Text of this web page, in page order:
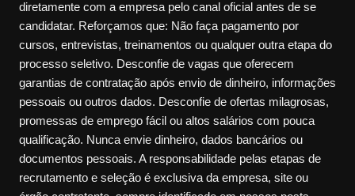
diretamente com a empresa pelo canal oficial antes de se
candidatar. Reforçamos que: Não faça pagamento por
cursos, entrevistas, treinamentos ou qualquer outra etapa do
processo seletivo. Desconfie de vagas que oferecem
garantias de contratação após envio de dinheiro, informações
pessoais ou outros dados. Desconfie de ofertas milagrosas,
promessas de emprego fácil ou altos salários com pouca
qualificação. Nunca envie dinheiro, dados bancários ou
documentos pessoais. A responsabilidade pelas etapas de
recrutamento e seleção é exclusiva da empresa, site ou